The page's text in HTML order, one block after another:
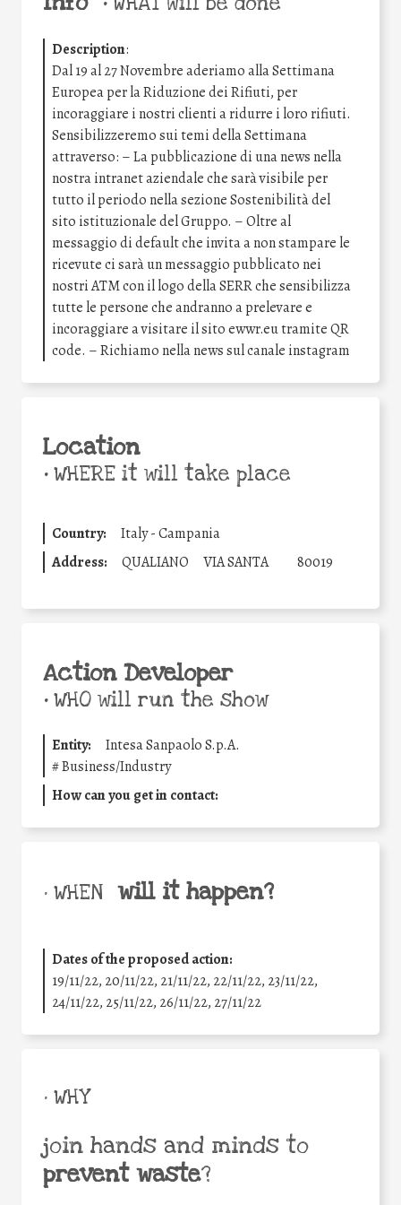
Description:
Dal 19 al 27 Novembre aderiamo alla Settimana
Europea per la Riduzione dei Rifiuti, per
incoraggiare i nostri clienti a ridurre i loro rifiuti.
Sensibilizzeremo sui temi della Settimana
attraverso: – La pubblicazione di una news nella
nostra intranet aziendale che sarà visibile per
tutto il periodo nella sezione Sostenibilità del
sito istituzionale del Gruppo. – Oltre al
messaggio di default che invita a non stampare le
ricevute ci sarà un messaggio pubblicato nei
nostri ATM con il logo della SERR che sensibilizza
tutte le persone che andranno a prelevare e
incoraggiare a visitare il sito ewwr.eu tramite QR
code. – Richiamo nella news sul canale instagram
Location
•WHERE it will take place
Country:
Italy - Campania
Address:
QUALIANO VIA SANTA 80019
Action Developer
•WHO will run the show
Entity:
Intesa Sanpaolo S.p.A.
#Business/Industry
How can you get in contact:
• WHEN will it happen?
Dates of the proposed action:
19/11/22, 20/11/22, 21/11/22, 22/11/22, 23/11/22,
24/11/22, 25/11/22, 26/11/22, 27/11/22
• WHY
join hands and minds to
prevent waste?